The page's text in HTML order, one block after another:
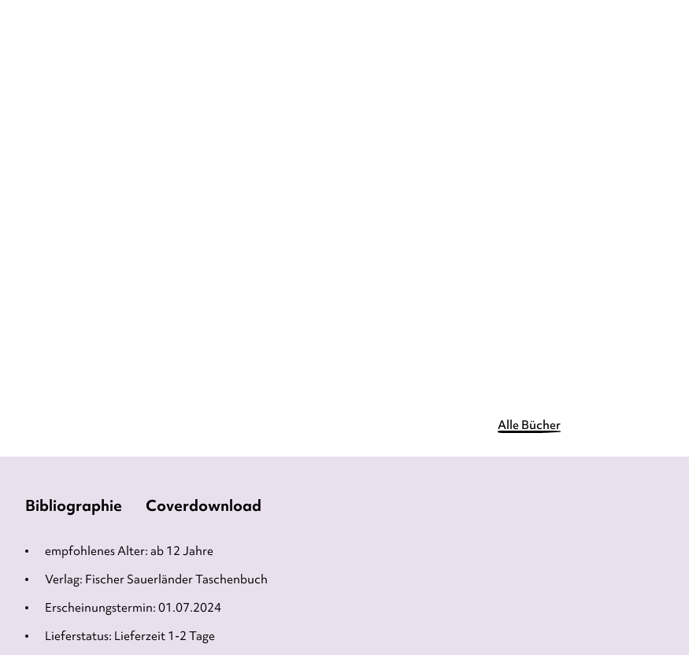
Alle Bücher
Bibliographie Coverdownload
Verlag: Fischer Sauerländer Taschenbuch
Erscheinungstermin: 01.07.2024
Lieferstatus: Lieferzeit 1-2 Tage
empfohlenes Alter: ab 12 Jahre